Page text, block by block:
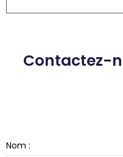
Contactez-
Nom :